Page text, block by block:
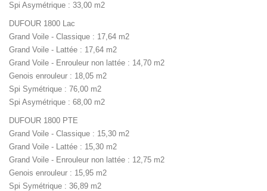
Spi Asymétrique : 33,00 m2
DUFOUR 1800 Lac
Grand Voile - Classique : 17,64 m2
Grand Voile - Lattée : 17,64 m2
Grand Voile - Enrouleur non lattée : 14,70 m2
Genois enrouleur : 18,05 m2
Spi Symétrique : 76,00 m2
Spi Asymétrique : 68,00 m2
DUFOUR 1800 PTE
Grand Voile - Classique : 15,30 m2
Grand Voile - Lattée : 15,30 m2
Grand Voile - Enrouleur non lattée : 12,75 m2
Genois enrouleur : 15,95 m2
Spi Symétrique : 36,89 m2